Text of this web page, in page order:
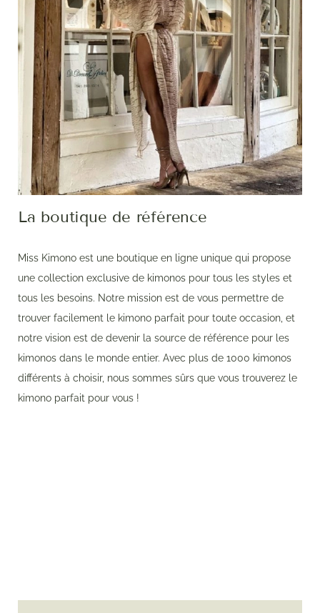
La boutique de référence
Miss Kimono est une boutique en ligne unique qui propose
une collection exclusive de kimonos pour tous les styles et
tous les besoins. Notre mission est de vous permettre de
trouver facilement le kimono parfait pour toute occasion, et
notre vision est de devenir la source de référence pour les
kimonos dans le monde entier. Avec plus de 1000 kimonos
différents à choisir, nous sommes sûrs que vous trouverez le
kimono parfait pour vous !